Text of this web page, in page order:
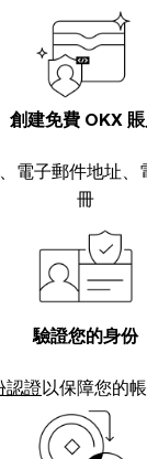
創建免費 OKX
電子郵件地址
冊
驗證您的身份
認證以保障您的